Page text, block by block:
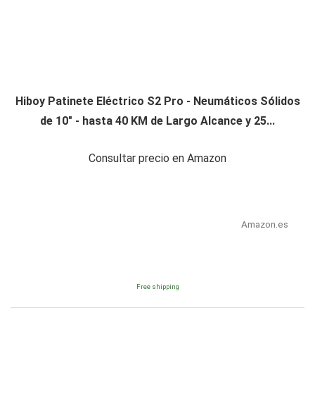
Hiboy Patinete Eléctrico S2 Pro - Neumáticos Sólidos
de 10" - hasta 40 KM de Largo Alcance y 25...
Consultar precio en Amazon
Amazon.es
Free shipping